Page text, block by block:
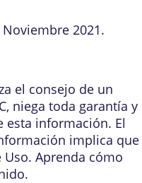
2021.
el consejo de un
niega toda garantía y
esta información. El
implica que
Uso. Aprenda cómo
.